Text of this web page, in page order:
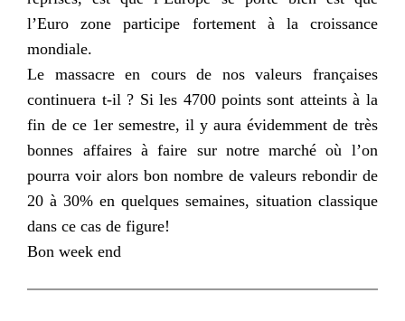
l’Euro zone participe fortement à la croissance
mondiale.
Le massacre en cours de nos valeurs françaises
continuera t-il ? Si les 4700 points sont atteints à la
fin de ce 1ersemestre, il y aura évidemment de très
bonnes affaires à faire sur notre marché où l’on
pourra voir alors bon nombre de valeurs rebondir de
20 à 30% en quelques semaines, situation classique
dans ce cas de figure!
Bonweek end